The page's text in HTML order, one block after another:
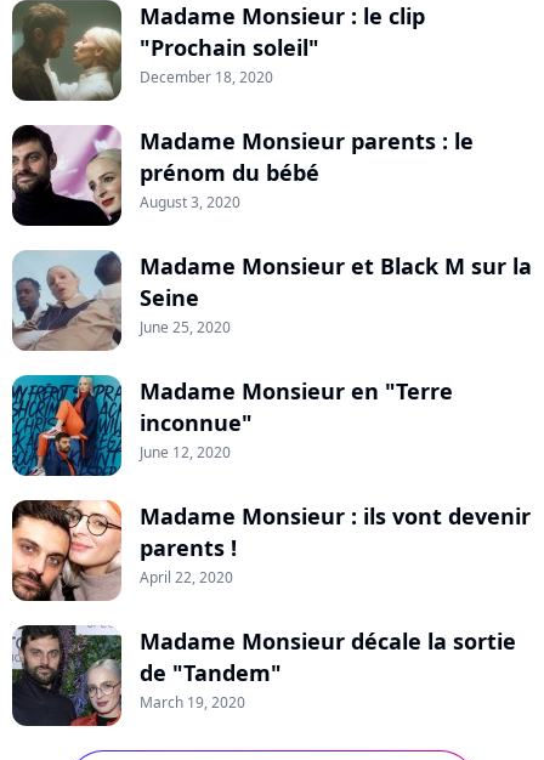
Madame Monsieur : le clip
"Prochain soleil"
December 18, 2020
Madame Monsieur parents : le
prénom du bébé
August 3, 2020
Madame Monsieur et Black M sur la
Seine
June 25, 2020
Madame Monsieur en "Terre
inconnue"
June 12, 2020
Madame Monsieur : ils vont devenir
parents !
April 22, 2020
Madame Monsieur décale la sortie
de "Tandem"
March 19, 2020